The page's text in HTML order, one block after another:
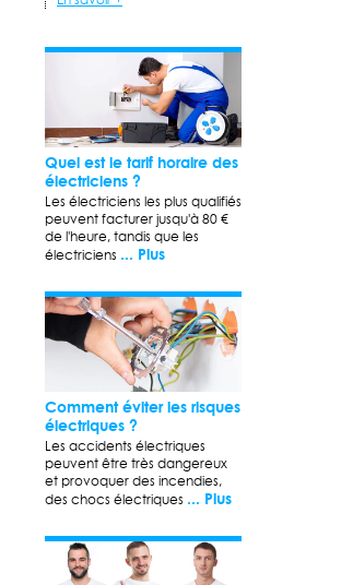
Quel est le tarif horaire des
électriciens ?
Les électriciens les plus qualifiés
peuvent facturer jusqu'à 80 €
de l'heure, tandis que les
électriciens ... Plus
Comment éviter les risques
électriques ?
Les accidents électriques
peuvent être très dangereux
et provoquer des incendies,
des chocs électriques ... Plus